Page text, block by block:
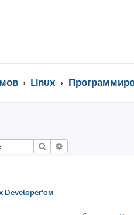
Linux
Поиск
Developer'oм